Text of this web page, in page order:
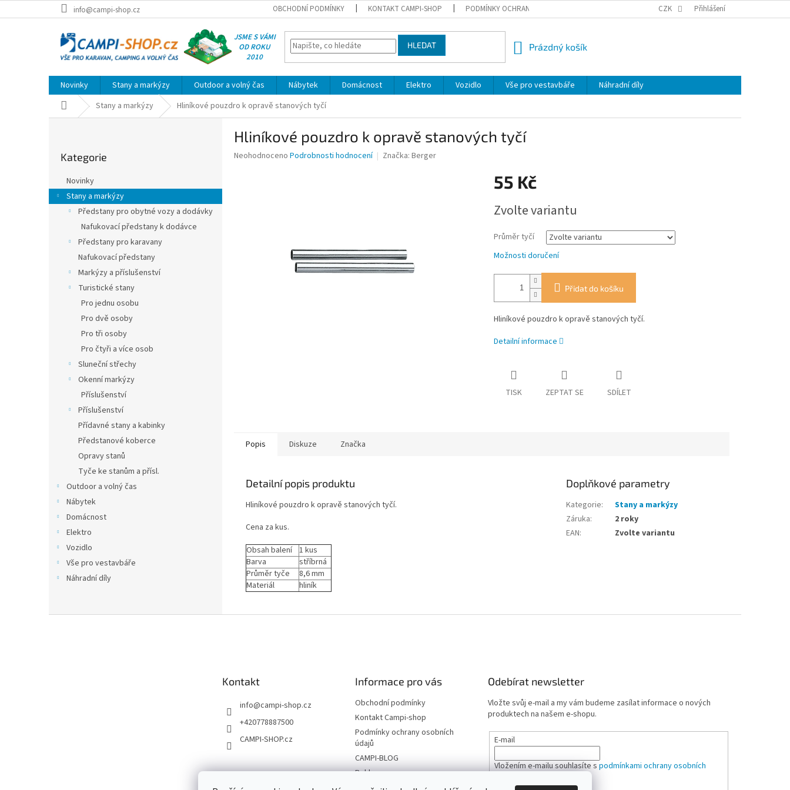
na
info@campi-shop.cz OBCHODNÍ PODMÍNKY KONTAKT CAMPI-SHOP PODMÍNKY OCHRANY OSOBNÍCH ÚDAJŮ REKLAMACE
CZK Přihlášení
JSME S VÁMI
OD ROKU
2010
HLEDAT
NÁKUPNÍ
Prázdný košík
Novinky Stany a markýzy Outdoor a volný čas Nábytek Domácnost Elektro Vozidlo Vše pro vestavbáře
Náhradní díly
Domů Stany a markýzy Hliníkové pouzdro k opravě stanových tyčí
a
n
kategorie
Kategorie
Novinky
Stany a markýzy
Předstany pro obytné vozy a dodávky
Nafukovací předstany k dodávce
Předstany pro karavany
Nafukovací předstany
Markýzy a příslušenství
Turistické stany
Pro jednu osobu
Pro dvě osoby
Pro tři osoby
Pro čtyři a více osob
Sluneční střechy
Okenní markýzy
Příslušenství
Příslušenství
Přídavné stany a kabinky
Předstanové koberce
Opravy stanů
Tyče ke stanům a přísl.
Outdoor a volný čas
Nábytek
Domácnost
Elektro
Vozidlo
Vše pro vestavbáře
Náhradní díly
Hliníkové pouzdro k opravě stanových tyčí
Průměrné
Neohodnoceno Podrobnosti hodnocení Značka: Berger
55 Kč
cena:
Zvolte variantu
Průměr tyčí
Možnosti doručení
Přidat do košíku
Hliníkové pouzdro k opravě stanových tyčí.
Detailní informace
TISK ZEPTAT SE SDÍLET
Popis Diskuze Značka
Detailní popis produktu
Hliníkové pouzdro k opravě stanových tyčí.
Cena za kus.
Obsah balení 1 kus
Barva
stříbrná
Průměr tyče 8,6 mm
Materiál
hliník
Doplňkové parametry
Kategorie:
Stany a markýzy
Záruka:
2 roky
EAN: Zvolte variantu
Kontakt
info@campi-shop.cz
+420778887500
CAMPI-SHOP.cz
Informace pro vás
Obchodní podmínky
Kontakt Campi-shop
Podmínky ochrany osobních
údajů
CAMPI-BLOG
Reklamace
Odebírat newsletter
Vložte svůj e-mail a my vám budeme zasílat informace o nových
produktech na našem e-shopu.
E-mail
Vložením e-mailu souhlasíte spodmínkami ochrany osobních